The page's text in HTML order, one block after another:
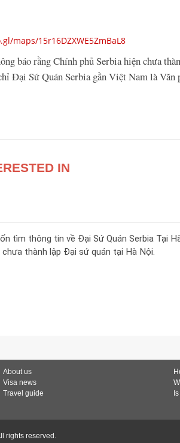
maps/15r16DZXWE5ZmBaL8
báo rằng Chính phủ Serbia hiện chưa
Đại Sứ Quán Serbia gần Việt Nam là Văn
IN
tìm thông tin về Đại Sứ Quán Serbia Tại
thành lập Đại sứ quán tại Hà Nội.
About us
Visa news
Travel guide
rights reserved.